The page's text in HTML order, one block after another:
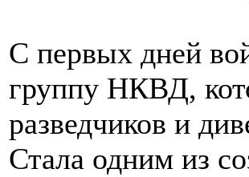
С первых дней
группу НКВД,
разведчиков и
Стала одним из